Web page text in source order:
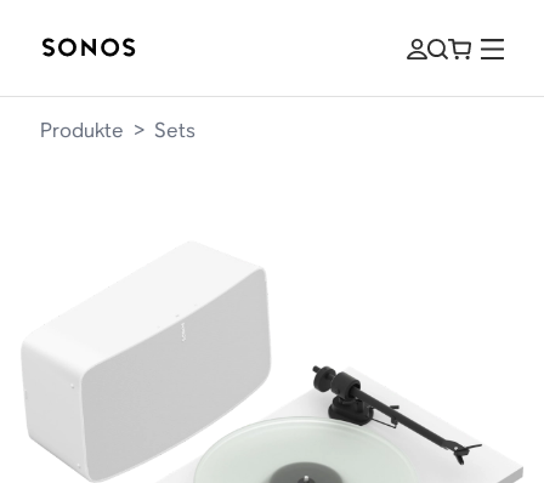
Produkte > Sets